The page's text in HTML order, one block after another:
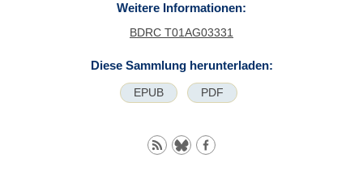
Weitere Informationen:
BDRC T01AG03331
Diese Sammlung herunterladen:
EPUB PDF